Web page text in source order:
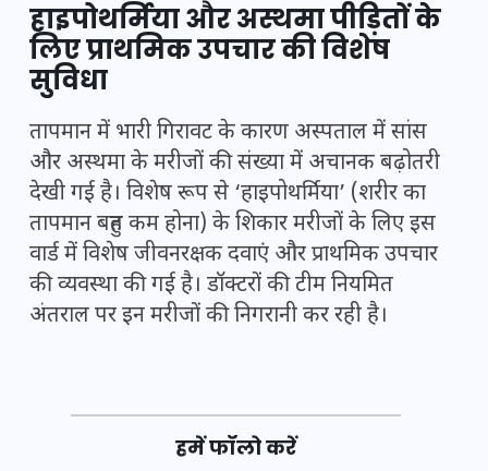
हाइपोथर्मिया और अस्थमा पीड़ितों के
लिए प्राथमिक उपचार की विशेष
सुविधा
तापमान में भारी गिरावट के कारण अस्पताल में सांस
और अस्थमा के मरीजों की संख्या में अचानक बढ़ोतरी
देखी गई है। विशेष रूप से ‘हाइपोथर्मिया’ (शरीर का
तापमान बहुत कम होना) के शिकार मरीजों के लिए इस
वार्ड में विशेष जीवनरक्षक दवाएं और प्राथमिक उपचार
की व्यवस्था की गई है। डॉक्टरों की टीम नियमित
अंतराल पर इन मरीजों की निगरानी कर रही है।
हमें फॉलो करें